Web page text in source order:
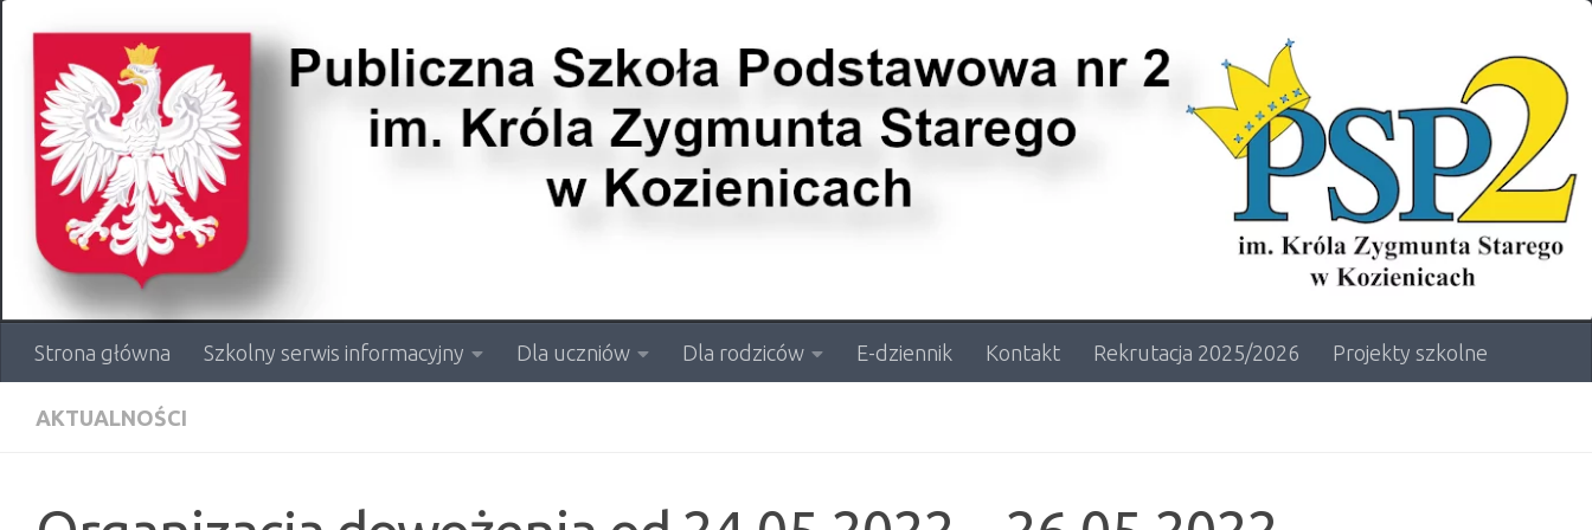
Przejdź do treści
Strona główna Szkolny serwis informacyjny Dla uczniów Dla rodziców E-dziennik Kontakt Rekrutacja 2025/2026 Projekty szkolne
AKTUALNOŚCI